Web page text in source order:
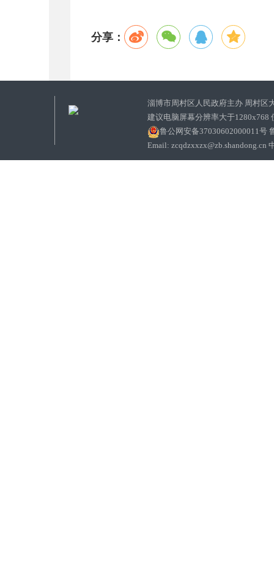
分享：
淄博市周村区人民政府主办 周村区
建议电脑屏幕分辨率大于1280x768
鲁公网安备37030602000011号
Email: zcqdzxxzx@zb.shandong.cn